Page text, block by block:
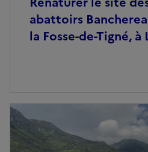
abattoirs
la Fosse-de-Tigné,